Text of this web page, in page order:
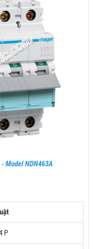
Model NDN463A
P